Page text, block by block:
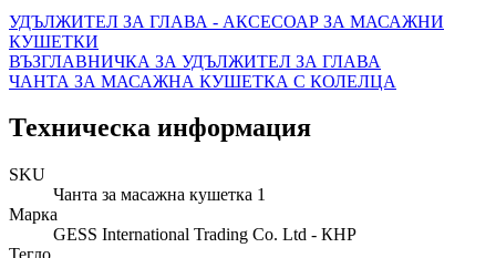
УДЪЛЖИТЕЛ ЗА ГЛАВА - АКСЕСОАР ЗА МАСАЖНИ
КУШЕТКИ
ВЪЗГЛАВНИЧКА ЗА УДЪЛЖИТЕЛ ЗА ГЛАВА
ЧАНТА ЗА МАСАЖНА КУШЕТКА С КОЛЕЛЦА
Техническа информация
SKU
Чанта за масажна кушетка 1
Марка
GESS International Trading Co. Ltd - КНР